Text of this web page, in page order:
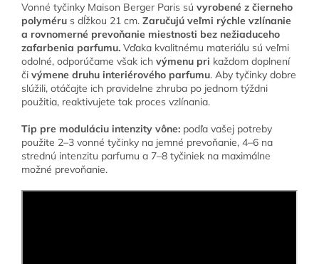
Vonné tyčinky Maison Berger Paris sú vyrobené z čierneho
polyméru s dĺžkou 21 cm. Zaručujú veľmi rýchle vzlínanie
a rovnomerné prevoňanie miestnosti bez nežiaduceho
zafarbenia parfumu. Vďaka kvalitnému materiálu sú veľmi
odolné, odporúčame však ich výmenu pri každom doplnení
či výmene druhu interiérového parfumu. Aby tyčinky dobre
slúžili, otáčajte ich pravidelne zhruba po jednom týždni
použitia, reaktivujete tak proces vzlínania.
Tip pre moduláciu intenzity vône: podľa vašej potreby
použite 2–3 vonné tyčinky na jemné prevoňanie, 4–6 na
strednú intenzitu parfumu a 7–8 tyčiniek na maximálne
možné prevoňanie.